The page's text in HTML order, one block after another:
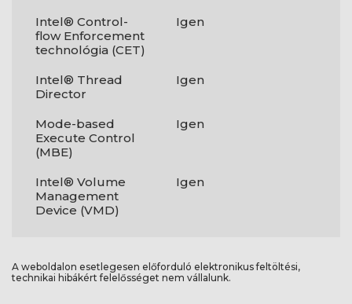
Intel® Control-
flow Enforcement
technológia (CET)
Igen
Intel® Thread
Director
Igen
Mode-based
Execute Control
(MBE)
Igen
Intel® Volume
Management
Device (VMD)
Igen
A weboldalon esetlegesen előforduló elektronikus feltöltési,
technikai hibákért felelősséget nem vállalunk.